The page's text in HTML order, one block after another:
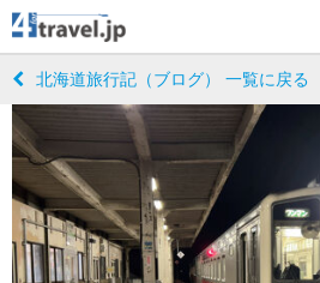
北海道旅行記（ブログ） 一覧に戻る